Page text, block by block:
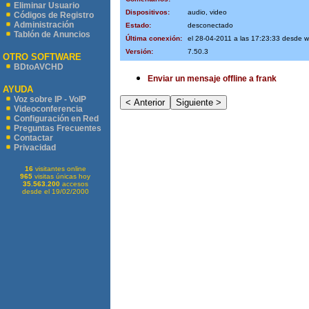
Eliminar Usuario
Códigos de Registro
Administración
Tablón de Anuncios
OTRO SOFTWARE
BDtoAVCHD
AYUDA
Voz sobre IP - VoIP
Videoconferencia
Configuración en Red
Preguntas Frecuentes
Contactar
Privacidad
16visitantes online
965 visitas únicas hoy
35.563.200accesos
desde el 19/02/2000
Dispositivos:
audio, video
Estado:
desconectado
Última conexión:
el 28-04-2011 a las 17:23:33 desde
Versión:
7.50.3
Enviar un mensaje offline a frank